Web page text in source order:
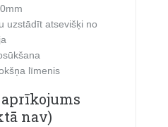
uzstādīt atsevišķi no
līmenis
nav)